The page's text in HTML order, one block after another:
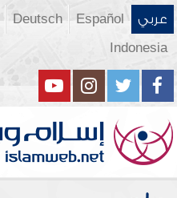
عربي Español
Deutsch
Indonesia